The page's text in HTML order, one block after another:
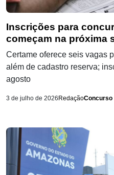
Inscrições para
começam na próxima
Certame oferece seis vagas
além de cadastro reserva;
agosto
3 de julho de 2026 RedaçãoConcurso